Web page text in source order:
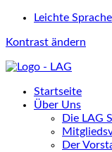
Leichte Sprache
Kontrast ändern
Startseite
Über Uns
Die LAG
Der